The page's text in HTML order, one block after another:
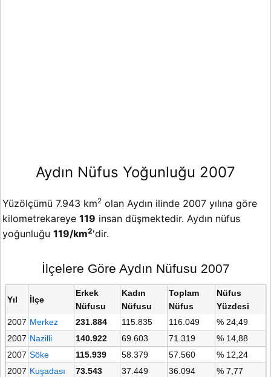
Aydın Nüfus Yoğunluğu 2007
Yüzölçümü 7.943 km2 olan Aydın ilinde 2007 yılına göre
kilometrekareye 119 insan düşmektedir. Aydın nüfus
yoğunluğu 119/km2'dir.
İlçelere Göre Aydın Nüfusu 2007
Yıl İlçe
Erkek
Nüfusu
Kadın
Nüfusu
Toplam
Nüfus
Nüfus
Yüzdesi
2007 Merkez 231.884 115.835 116.049
% 24,49
2007 Nazilli 140.922 69.603 71.319
% 14,88
2007 Söke 115.939 58.379 57.560
% 12,24
2007 Kuşadası 73.543 37.449 36.094
% 7,77